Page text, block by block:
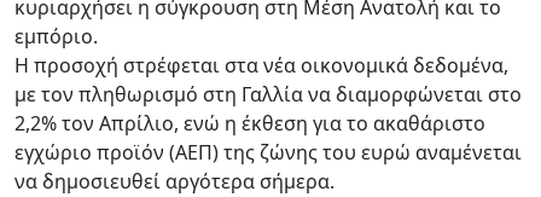
κυριαρχήσει η σύγκρουση στη Μέση Ανατολή και το
εμπόριο.
Η προσοχή στρέφεται στα νέα οικονομικά δεδομένα,
με τον πληθωρισμό στη Γαλλία να διαμορφώνεται στο
2,2% τον Απρίλιο, ενώ η έκθεση για το ακαθάριστο
εγχώριο προϊόν (ΑΕΠ) της ζώνης του ευρώ αναμένεται
να δημοσιευθεί αργότερα σήμερα.